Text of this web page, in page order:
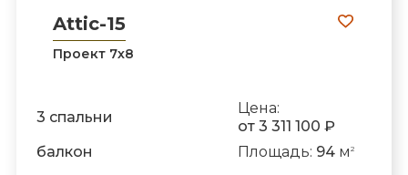
Attic-15
Проект 7х8
3 спальни
Цена:
от 3 311 100 ₽
балкон
Площадь: 94м 2